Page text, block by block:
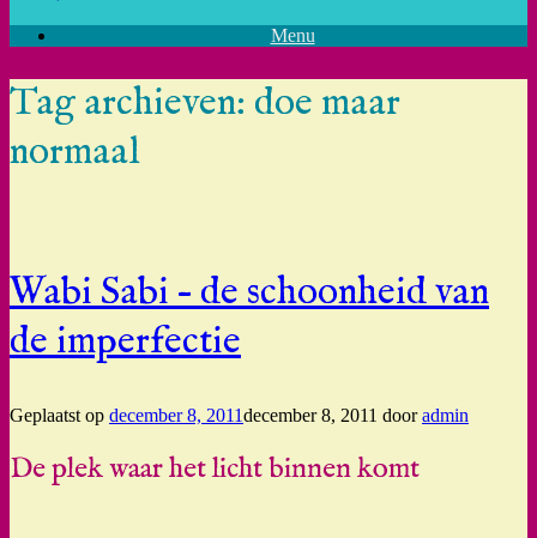
Menu
Tag archieven: doe maar
normaal
Wabi Sabi – de schoonheid van
de imperfectie
Geplaatst op december 8, 2011december 8, 2011 dooradmin
De plek waar het licht binnen komt